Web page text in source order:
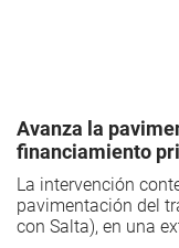
Avanza la
financiamiento
La intervención
pavimentación del
con Salta), en una